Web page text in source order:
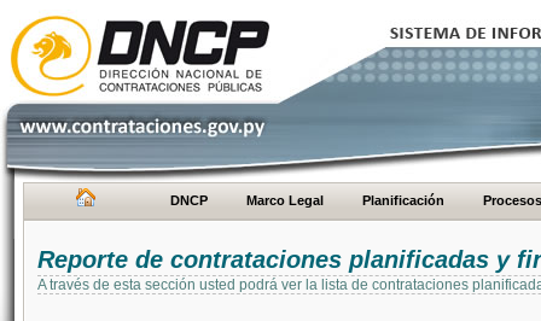
DNCP Marco Legal Planificación Procesos
Reporte de contrataciones planificadas y
A través de esta sección usted podrá ver la lista de contrataciones